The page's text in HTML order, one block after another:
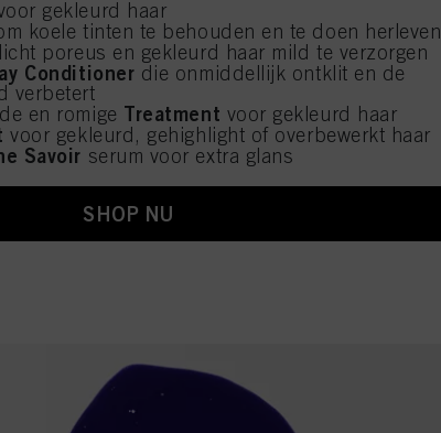
gekleurd haar
koele tinten te behouden en te doen herleven
poreus en gekleurd haar mild te verzorgen
Conditioner die onmiddellijk ontklit en de
verbetert
en romige Treatment voor gekleurd haar
voor gekleurd, gehighlight of overbewerkt haar
Savoir serum voor extra glans
SHOP NU